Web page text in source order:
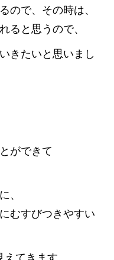
ので、その時は、
ると思うので、
きたいと思いまし
ができて
、
むすびつきやすい
てきます。